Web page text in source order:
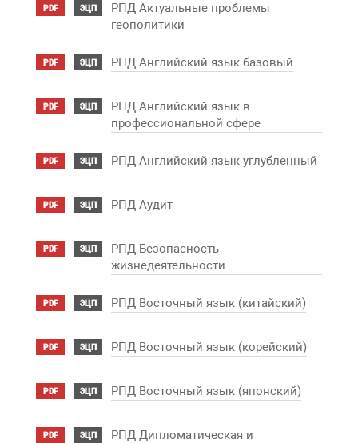
PDF ЭЦП
РПД Актуальные проблемы
геополитики
PDF ЭЦП РПД Английский язык базовый
PDF ЭЦП
РПД Английский язык в
профессиональной сфере
PDF ЭЦП РПД Английский язык углубленный
PDF ЭЦП РПД Аудит
PDF ЭЦП
РПД Безопасность
жизнедеятельности
PDF ЭЦП РПД Восточный язык (китайский)
PDF ЭЦП РПД Восточный язык (корейский)
PDF ЭЦП РПД Восточный язык (японский)
PDF ЭЦП
РПД Дипломатическая и